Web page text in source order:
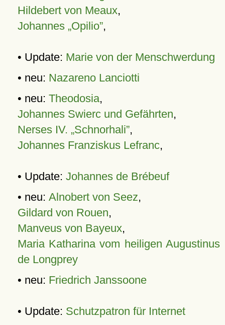
Hildebert von Meaux,
Johannes „Opilio”,
• Update: Marie von der Menschwerdung
• neu: Nazareno Lanciotti
• neu: Theodosia,
Johannes Swierc und Gefährten,
Nerses IV. „Schnorhali”,
Johannes Franziskus Lefranc,
• Update: Johannes de Brébeuf
• neu: Alnobert von Seez,
Gildard von Rouen,
Manveus von Bayeux,
Maria Katharina vom heiligen Augustinus
de Longprey
• neu: Friedrich Janssoone
• Update: Schutzpatron für Internet